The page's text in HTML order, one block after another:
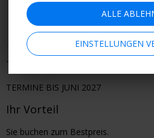
Termine
TERMINE BIS JUNI 2027
Ihr Vorteil
Sie buchen zum Bestpreis.
ALLE
EINSTELLUNGEN